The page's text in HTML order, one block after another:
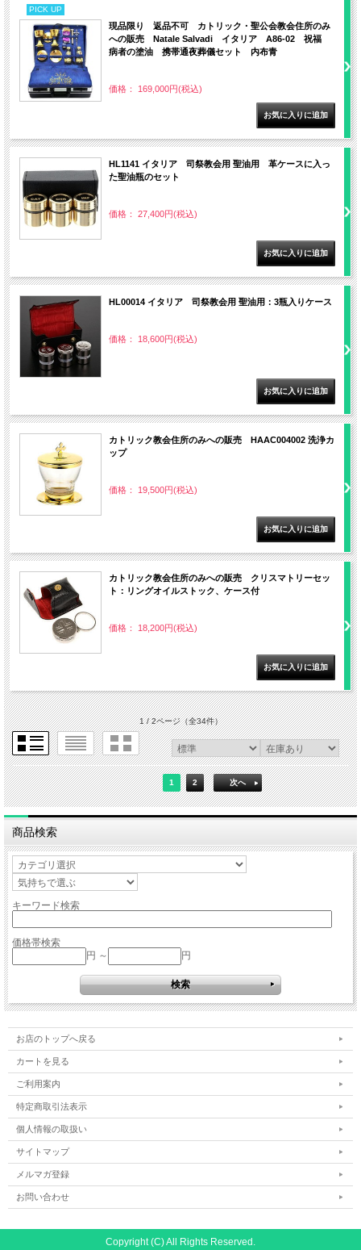
PICK UP
現品限り 返品不可 カトリック・聖公会教会住所のみ
への販売 Natale Salvadi イタリア A86-02 祝福
病者の塗油 携帯通夜葬儀セット 内布青
価格： 169,000円(税込)
HL1141 イタリア 司祭教会用 聖油用 革ケースに入っ
た聖油瓶のセット
価格： 27,400円(税込)
HL00014 イタリア 司祭教会用 聖油用：3瓶入りケース
価格： 18,600円(税込)
カトリック教会住所のみへの販売 HAAC004002 洗浄カ
ップ
価格： 19,500円(税込)
カトリック教会住所のみへの販売 クリスマトリーセッ
ト：リングオイルストック、ケース付
価格： 18,200円(税込)
1 / 2ページ（全34件）
1 2 次へ
商品検索
キーワード検索
価格帯検索
円 ～
円
お店のトップへ戻る
カートを見る
ご利用案内
特定商取引法表示
個人情報の取扱い
サイトマップ
メルマガ登録
お問い合わせ
Copyright (C) All Rights Reserved.